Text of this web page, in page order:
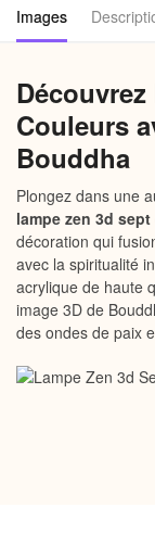
Images
Couleurs
Bouddha
Plongez dans une
lampe zen 3d
décoration qui
avec la spiritualité
acrylique de haute
image 3D de
des ondes de paix
Un